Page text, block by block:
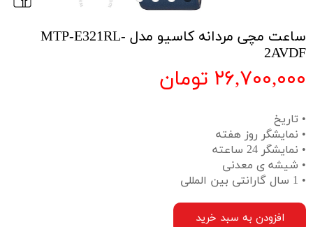
ساعت مچی مردانه کاسیو مدل MTP-E321RL-
2AVDF
۲۶,۷۰۰,۰۰۰ تومان
• تاریخ
• نمایشگر روز هفته
• نمایشگر 24 ساعته
• شیشه ی معدنی
• 1 سال گارانتی بین المللی
افزودن به سبد خرید